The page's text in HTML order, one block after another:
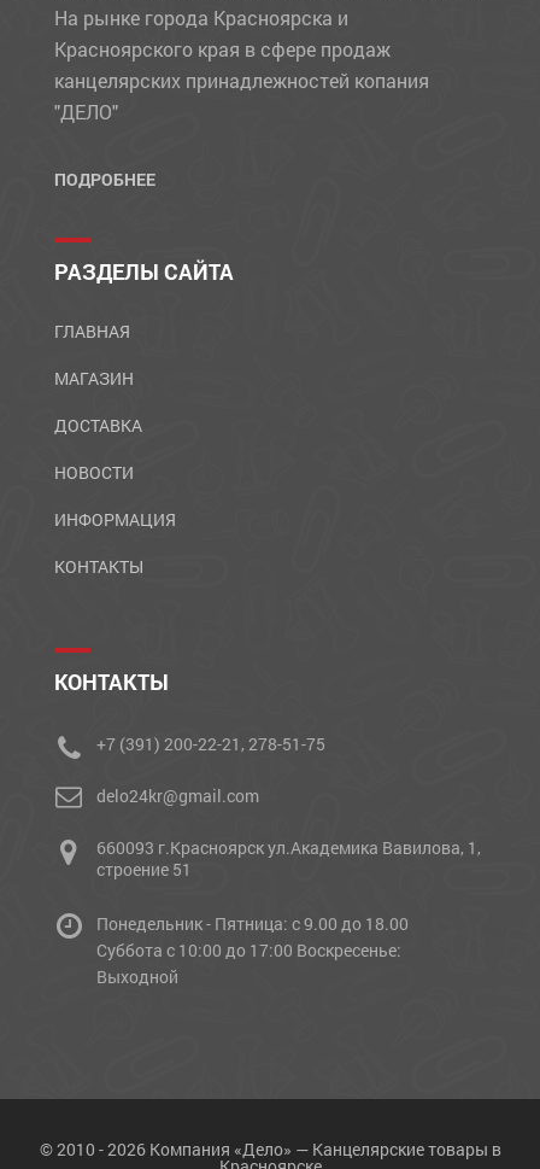
На рынке города Красноярска и
Красноярского края в сфере продаж
канцелярских принадлежностей копания
"ДЕЛО"
ПОДРОБНЕЕ
РАЗДЕЛЫ САЙТА
ГЛАВНАЯ
МАГАЗИН
ДОСТАВКА
НОВОСТИ
ИНФОРМАЦИЯ
КОНТАКТЫ
КОНТАКТЫ
+7 (391) 200-22-21, 278-51-75
delo24kr@gmail.com
660093 г.Красноярск ул.Академика Вавилова, 1,
строение 51
Понедельник - Пятница: с 9.00 до 18.00
Cуббота с 10:00 до 17:00 Воскресенье:
Выходной
© 2010 - 2026 Компания «Дело» — Канцелярские товары в